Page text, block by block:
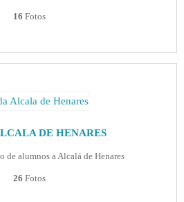
16 Fotos
DE HENARES
de alumnos a Alcalá de Henares
26 Fotos